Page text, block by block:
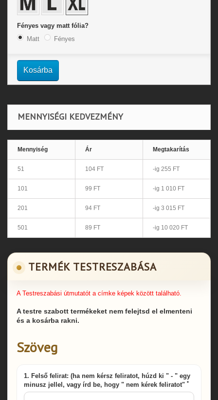
Fényes vagy matt fólia?
Matt
Fényes
Kosárba
MENNYISÉGI KEDVEZMÉNY
Mennyiség Ár Megtakarítás
51 104 FT -ig 255 FT
101 99 FT -ig 1 010 FT
201 94 FT -ig 3 015 FT
501 89 FT -ig 10 020 FT
TERMÉK TESTRESZABÁSA
A Testreszabási útmutatót a címke képek között található.
A testre szabott termékeket nem felejtsd el elmenteni
és a kosárba rakni.
Szöveg
1. Felső felirat: (ha nem kérsz feliratot, húzd ki " - " egy
minusz jellel, vagy írd be, hogy " nem kérek feliratot" *